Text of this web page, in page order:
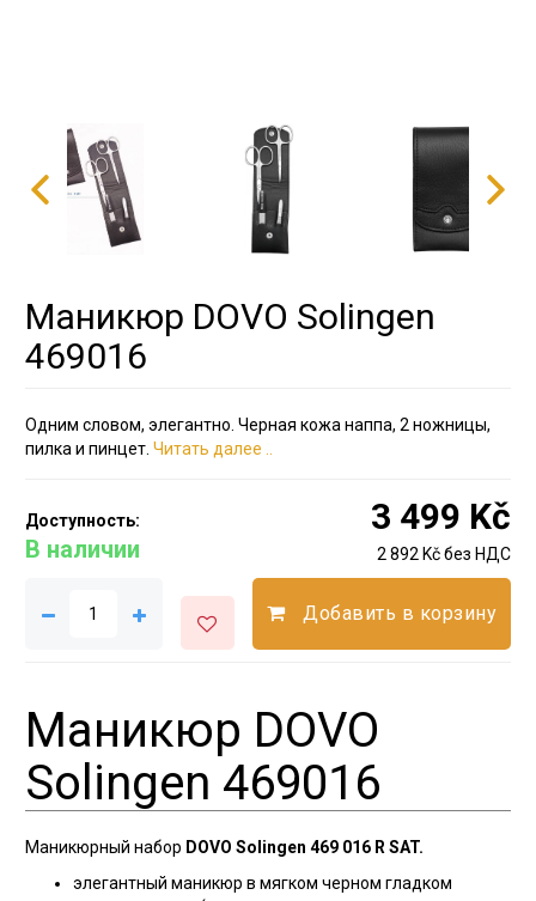
Маникюр DOVO Solingen
469016
Одним словом, элегантно. Черная кожа наппа, 2 ножницы,
пилка и пинцет. Читать далее ..
Доступность:
В наличии
3 499 Kč
2 892 Kč без НДС
Добавить в корзину
Маникюр DOVO
Solingen 469016
Маникюрный набор DOVO Solingen 469 016 R SAT.
элегантный маникюр в мягком черном гладком